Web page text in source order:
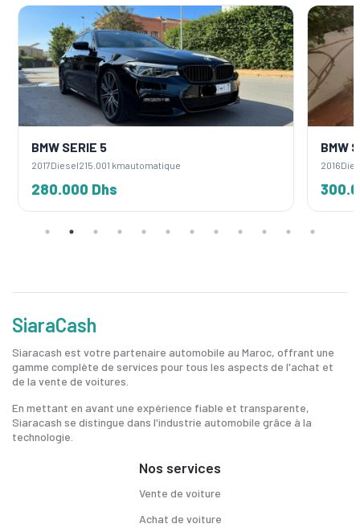
BMW SERIE 5
2017Diesel215.001 kmautomatique
280.000 Dhs
BMW
2016
SiaraCash
Siaracash est votre partenaire automobile au Maroc, offrant une
gamme complète de services pour tous les aspects de l'achat et
de la vente de voitures.
En mettant en avant une expérience fiable et transparente,
Siaracash se distingue dans l'industrie automobile grâce à la
technologie.
Nos services
Vente de voiture
Achat de voiture